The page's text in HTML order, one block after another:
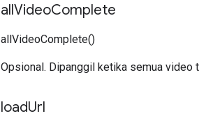
allVideoComplete
allVideoComplete()
Opsional. Dipanggil ketika semua video
loadUrl